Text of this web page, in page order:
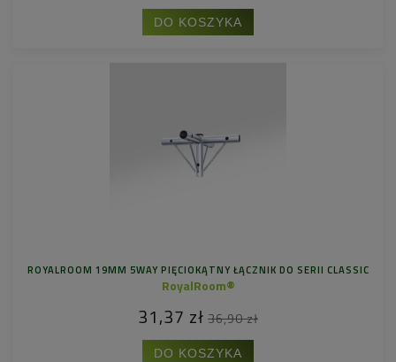
DO KOSZYKA
ROYALROOM 19MM 5WAY PIĘCIOKĄTNY ŁĄCZNIK DO SERII CLASSIC
RoyalRoom®
31,37 zł 36,90 zł
DO KOSZYKA